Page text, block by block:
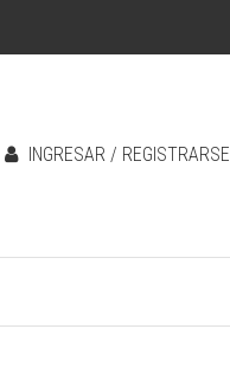
INGRESAR / REGISTRARSE